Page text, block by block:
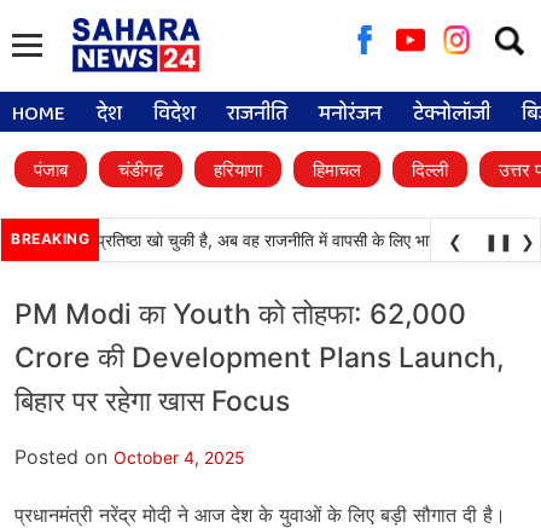
for:
HOME देश विदेश राजनीति मनोरंजन टेक्नोलॉजी
पंजाब चंडीगढ़ हरियाणा हिमाचल दिल्ली उत्तर
BREAKING
दल) अपनी प्रतिष्ठा खो चुकी है, अब वह राजनीति में वापसी के लिए भाजपा से समझौता
❮ ❚❚ ❯
PM Modi का Youth को तोहफा: 62,000
Crore की Development Plans Launch,
बिहार पर रहेगा खास Focus
Posted on October 4, 2025
प्रधानमंत्री नरेंद्र मोदी ने आज देश के युवाओं के लिए बड़ी सौगात दी है।